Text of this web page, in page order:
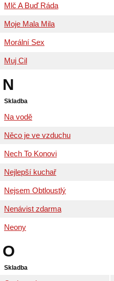
Mlč A Buď Ráda
Moje Mala Mila
Morální Sex
Muj Cil
N
Skladba
Na vodě
Něco je ve vzduchu
Nech To Konovi
Nejlepší kuchař
Nejsem Obtloustlý
Nenávist zdarma
Neony
O
Skladba